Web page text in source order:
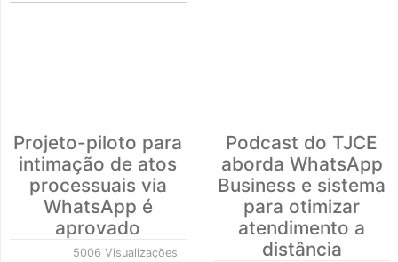
Projeto-piloto para
intimação de atos
processuais via
WhatsApp é
aprovado
5006 Visualizações
Podcast do TJCE
aborda WhatsApp
Business e sistema
para otimizar
atendimento a
distância